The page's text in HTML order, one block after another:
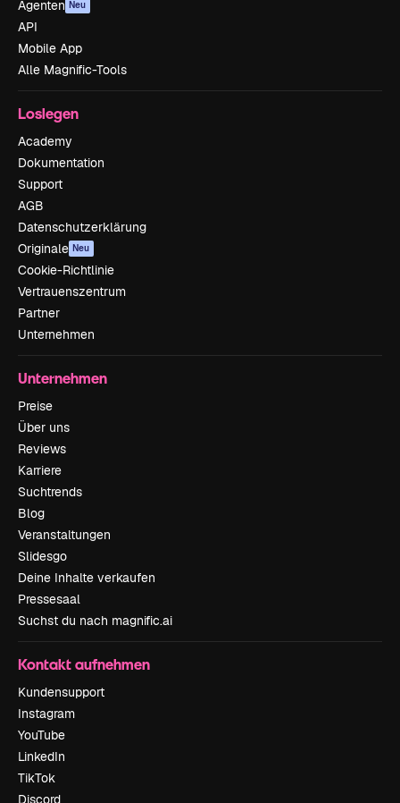
Agenten Neu
API
Mobile App
Alle Magnific-Tools
Loslegen
Academy
Dokumentation
Support
AGB
Datenschutzerklärung
Originale Neu
Cookie-Richtlinie
Vertrauenszentrum
Partner
Unternehmen
Unternehmen
Preise
Über uns
Reviews
Karriere
Suchtrends
Blog
Veranstaltungen
Slidesgo
Deine Inhalte verkaufen
Pressesaal
Suchst du nach magnific.ai
Kontakt aufnehmen
Kundensupport
Instagram
YouTube
LinkedIn
TikTok
Discord